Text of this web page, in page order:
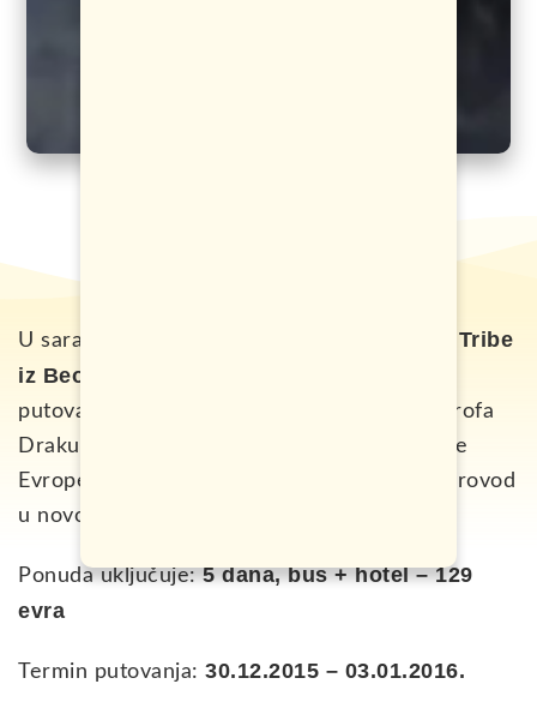
U saradnji sa turističkom agencijom
Jungle Tribe
iz Beograda
putovanje u mističnu Transilvaniju, mjesto grofa
Drakule i jedno od skrivenih blaga jugoistčne
Evrope. Pored putovanja očekuje vasi ludi provod
u novogodišnjoj noći.
Ponuda uključuje:5 dana, bus + hotel – 129
evra
Termin putovanja: 30.12.2015 – 03.01.2016.